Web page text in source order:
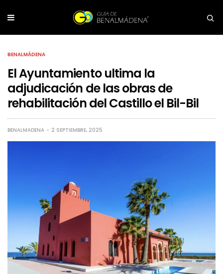
BENALMÁDENA
El Ayuntamiento ultima la
adjudicación de las obras de
rehabilitación del Castillo el Bil-Bil
BENALMADENA 2 SEPTIEMBRE, 2025